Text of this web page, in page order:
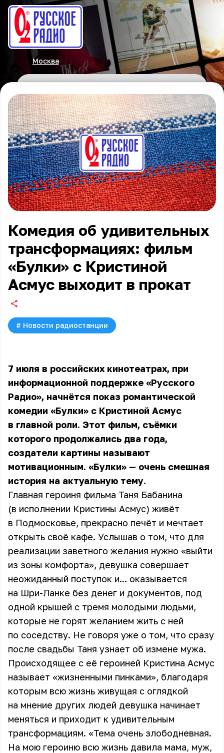
Москва
Комедия об удивительных
трансформациях: фильм
«Булки» с Кристиной
Асмус выходит в прокат
# Новости радиостанции
7 июля в российских кинотеатрах, при
информационной поддержке «Русского
Радио», начнётся показ романтической
комедии «Булки» с Кристиной Асмус
в главной роли. Этот фильм, съёмки
которого продолжались два года,
создатели картины называют
мотивационным. «Булки» — очень смешная
история на актуальную тему.
Главная героиня фильма Таня Бабанина
(в исполнении Кристины Асмус) живёт
в Подмосковье, прекрасно печёт и мечтает
открыть своё кафе. Услышав о том, что для
реализации заветного желания нужно «выйти
из зоны комфорта», девушка совершает
неожиданный поступок и... оказывается
на Шри-Ланке без денег и документов, под
одной крышей с тремя молодыми людьми,
которые не горят желанием жить с ней
по соседству. Не говоря уже о том, что сразу
после свадьбы Таня узнает об измене мужа.
Происходящее с её героиней Кристина Асмус
называет «жизненными пинками», благодаря
которым всю жизнь живущая с оглядкой
на мнение других людей девушка начинает
меняться и приходит к удивительным
трансформациям. «Тема очень злободневная.
На мою героиню всю жизнь давила мама, муж,